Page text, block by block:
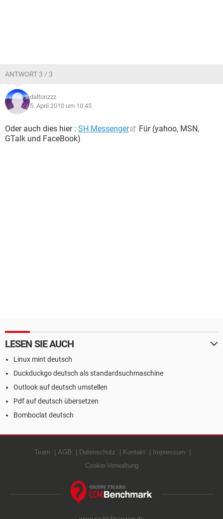
ANTWORT 3 / 3
daltonzzz
5. April 2010 um 10:45
Oder auch dies hier : SH Messenger
Für (yahoo, MSN,
GTalk und FaceBook)
LESEN SIE AUCH
Linux mint deutsch
Duckduckgo deutsch als standardsuchmaschine
Outlook auf deutsch umstellen
Pdf auf deutsch übersetzen
Bomboclat deutsch
Team AGB Datenschutz Kontakt
Impressum
Cookie-Verwaltung